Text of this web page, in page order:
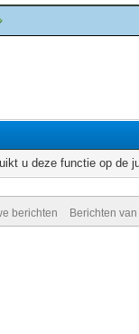
u deze functie op de
berichten Berichten